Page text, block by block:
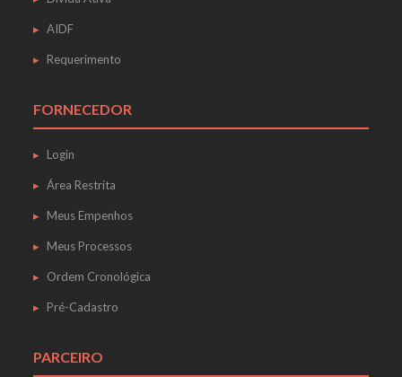
AIDF
Requerimento
FORNECEDOR
Login
Área Restrita
Meus Empenhos
Meus Processos
Ordem Cronológica
Pré-Cadastro
PARCEIRO